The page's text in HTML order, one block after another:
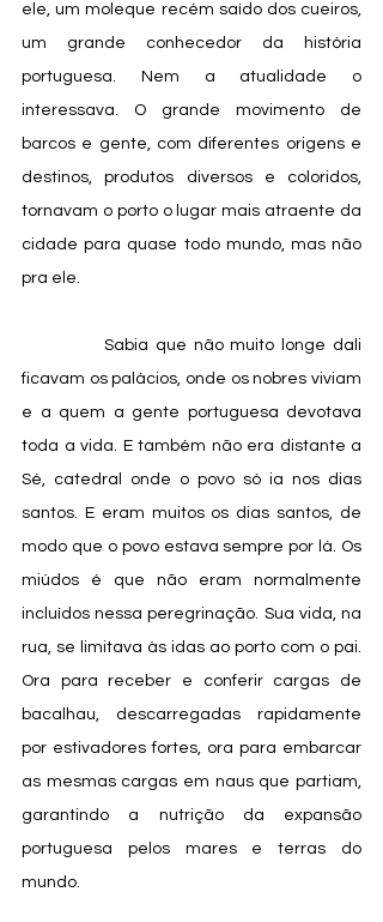
ele, um moleque recém saído dos cueiros,
um grande conhecedor da história
portuguesa. Nem a atualidade o
interessava. O grande movimento de
barcos e gente, com diferentes origens e
destinos, produtos diversos e coloridos,
tornavam o porto o lugar mais atraente da
cidade para quase todo mundo, mas não
pra ele.
            Sabia que não muito longe dali
ficavam os palácios, onde os nobres viviam
e a quem a gente portuguesa devotava
toda a vida. E também não era distante a
Sé, catedral onde o povo só ia nos dias
santos. E eram muitos os dias santos, de
modo que o povo estava sempre por lá. Os
miúdos é que não eram normalmente
incluídos nessa peregrinação. Sua vida, na
rua, se limitava às idas ao porto com o pai.
Ora para receber e conferir cargas de
bacalhau, descarregadas rapidamente
por estivadores fortes, ora para embarcar
as mesmas cargas em naus que partiam,
garantindo a nutrição da expansão
portuguesa pelos mares e terras do
mundo.